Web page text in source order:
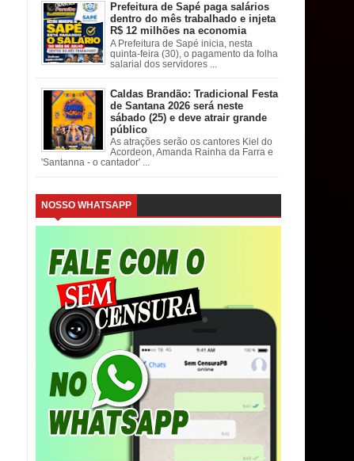
Prefeitura de Sapé paga salários
dentro do mês trabalhado e injeta
R$ 12 milhões na economia
A Prefeitura de Sapé inicia, nesta
quinta-feira (30), o pagamento da folha
salarial dos servidores ...
Caldas Brandão: Tradicional Festa
de Santana 2026 será neste
sábado (25) e deve atrair grande
público
As atrações serão os cantores Kiel do
Acordeon, Amanda Rainha da Farra e
'Santanna - o cantador' ...
NOSSO WHATSAPP